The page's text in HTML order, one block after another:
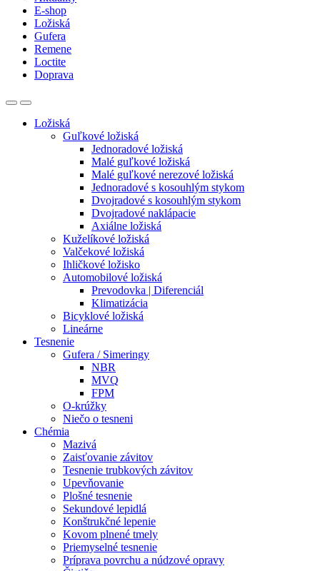
E-shop
Ložiská
Gufera
Remene
Loctite
Doprava
Ložiská
Guľkové ložiská
Jednoradové ložiská
Malé guľkové ložiská
Malé guľkové nerezové ložiská
Jednoradové s kosouhlým stykom
Dvojradové s kosouhlým stykom
Dvojradové naklápacie
Axiálne ložiská
Kuželíkové ložiská
Valčekové ložiská
Ihličkové ložisko
Automobilové ložiská
Prevodovka | Diferenciál
Klimatizácia
Bicyklové ložiská
Lineárne
Tesnenie
Gufera / Simeringy
NBR
MVQ
FPM
O-krúžky
Niečo o tesneni
Chémia
Mazivá
Zaisťovanie závitov
Tesnenie trubkových závitov
Upevňovanie
Plošné tesnenie
Sekundové lepidlá
Konštrukčné lepenie
Kovom plnené tmely
Priemyselné tesnenie
Príprava povrchu a núdzové opravy